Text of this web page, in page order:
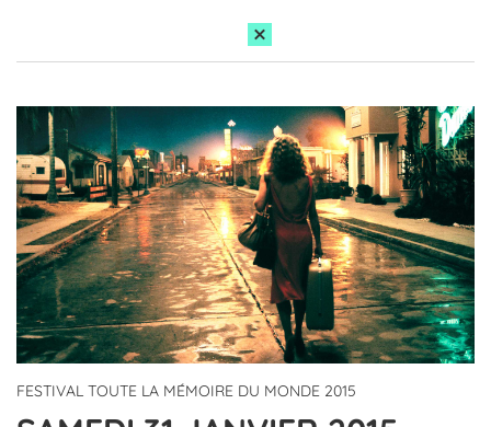
FESTIVAL TOUTE LA MÉMOIRE DU MONDE 2015